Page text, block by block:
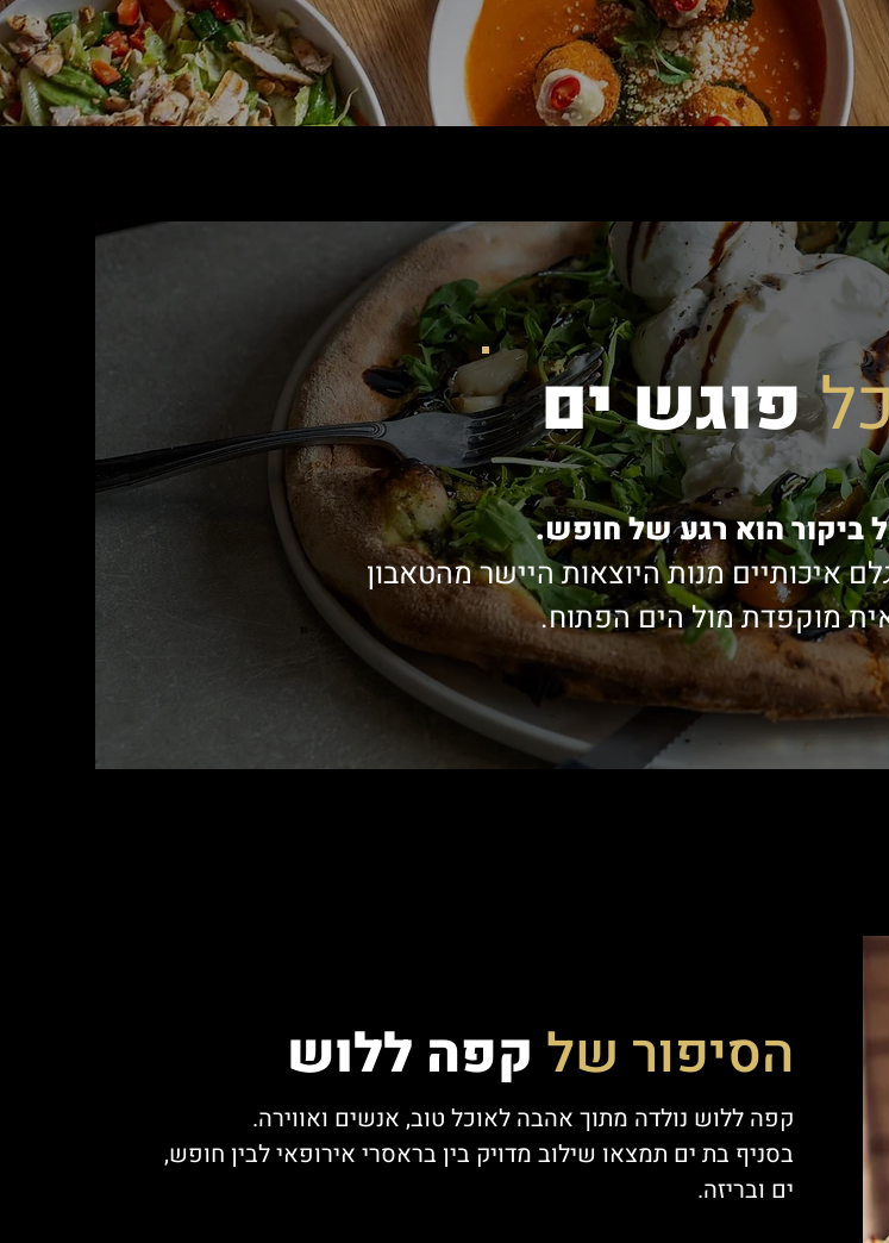
פוגש ים
ביקור הוא רגע של חופש.
איכותיים מנות היוצאות היישר מהטאבון
מוקפדת מול הים הפתוח.
הסיפור של קפה ללוש
קפה ללוש נולדה מתוך אהבה לאוכל טוב, אנשים ואווירה.
בסניף בת ים תמצאו שילוב מדויק בין בראסרי אירופאי לבין חופש,
ים ובריזה.